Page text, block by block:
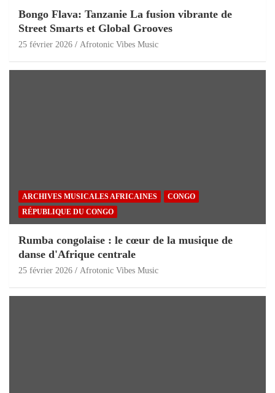
Bongo Flava: Tanzanie La fusion vibrante de
Street Smarts et Global Grooves
25 février 2026 Afrotonic Vibes Music
ARCHIVES MUSICALES AFRICAINES
CONGO
RÉPUBLIQUE DU CONGO
Rumba congolaise : le cœur de la musique de
danse d'Afrique centrale
25 février 2026 Afrotonic Vibes Music